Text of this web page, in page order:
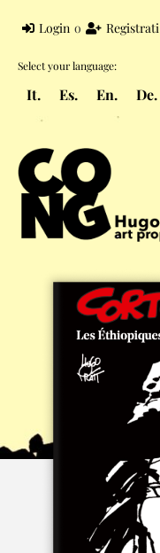
Login o Registrati
Select your language:
It. Es. En. De.